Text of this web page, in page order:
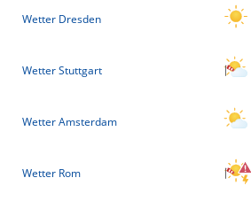
Wetter Dresden
Wetter Stuttgart
Wetter Amsterdam
Wetter Rom